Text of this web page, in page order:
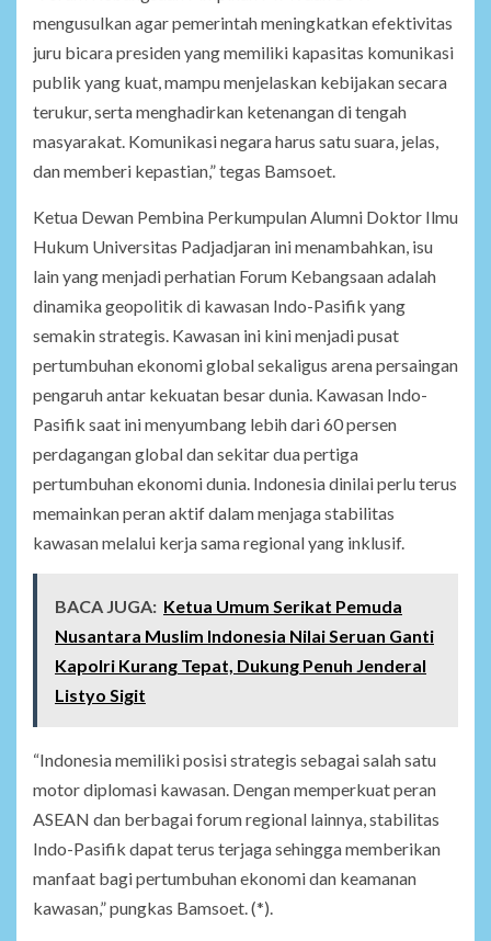
mengusulkan agar pemerintah meningkatkan efektivitas
juru bicara presiden yang memiliki kapasitas komunikasi
publik yang kuat, mampu menjelaskan kebijakan secara
terukur, serta menghadirkan ketenangan di tengah
masyarakat. Komunikasi negara harus satu suara, jelas,
dan memberi kepastian,” tegas Bamsoet.
Ketua Dewan Pembina Perkumpulan Alumni Doktor Ilmu
Hukum Universitas Padjadjaran ini menambahkan, isu
lain yang menjadi perhatian Forum Kebangsaan adalah
dinamika geopolitik di kawasan Indo-Pasifik yang
semakin strategis. Kawasan ini kini menjadi pusat
pertumbuhan ekonomi global sekaligus arena persaingan
pengaruh antar kekuatan besar dunia. Kawasan Indo-
Pasifik saat ini menyumbang lebih dari 60 persen
perdagangan global dan sekitar dua pertiga
pertumbuhan ekonomi dunia. Indonesia dinilai perlu terus
memainkan peran aktif dalam menjaga stabilitas
kawasan melalui kerja sama regional yang inklusif.
BACA JUGA: Ketua Umum Serikat Pemuda
Nusantara Muslim Indonesia Nilai Seruan Ganti
Kapolri Kurang Tepat, Dukung Penuh Jenderal
Listyo Sigit
“Indonesia memiliki posisi strategis sebagai salah satu
motor diplomasi kawasan. Dengan memperkuat peran
ASEAN dan berbagai forum regional lainnya, stabilitas
Indo-Pasifik dapat terus terjaga sehingga memberikan
manfaat bagi pertumbuhan ekonomi dan keamanan
kawasan,” pungkas Bamsoet. (*).